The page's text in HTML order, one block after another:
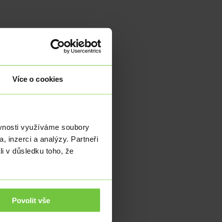
Více o cookies
využíváme soubory
inzerci a analýzy. Partneři
v důsledku toho, že
Povolit vše